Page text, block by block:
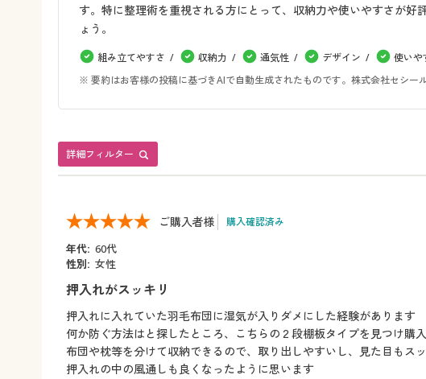
す。特に整理術を重視される方にとって、収納力や使いやすさが
ょう。
組み立てやすさ 収納力 通気性 デザイン
使いや
※ 要約はお客様の投稿に基づきAIで自動生成されたものです。株式会社セシー
詳細フィルター
ご購入者様 購入確認済み
年代: 60代
性別: 女性
押入れがスッキリ
押入れに入れていた羽毛布団に湿気が入りダメにした経験があります
何か防ぐ方法はと探したところ、こちらの２段棚板タイプを見つけ購
布団や枕等を分けて収納できるので、取り出しやすいし、見た目もス
押入れの中の風通しも良くなったように思います